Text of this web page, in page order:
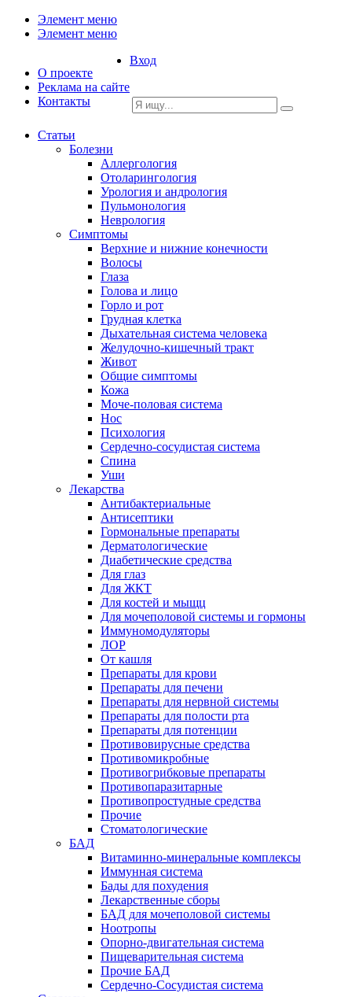
Элемент меню
Элемент меню
О проекте
Реклама на сайте
Контакты
Вход
Статьи
Болезни
Аллергология
Отоларингология
Урология и андрология
Пульмонология
Неврология
Симптомы
Верхние и нижние конечности
Волосы
Глаза
Голова и лицо
Горло и рот
Грудная клетка
Дыхательная система человека
Желудочно-кишечный тракт
Живот
Общие симптомы
Кожа
Моче-половая система
Нос
Психология
Сердечно-сосудистая система
Спина
Уши
Лекарства
Антибактериальные
Антисептики
Гормональные препараты
Дерматологические
Диабетические средства
Для глаз
Для ЖКТ
Для костей и мыщц
Для мочеполовой системы и гормоны
Иммуномодуляторы
ЛОР
От кашля
Препараты для крови
Препараты для печени
Препараты для нервной системы
Препараты для полости рта
Препараты для потенции
Противовирусные средства
Противомикробные
Противогрибковые препараты
Противопаразитарные
Противопростудные средства
Прочие
Стоматологические
БАД
Витаминно-минеральные комплексы
Иммунная система
Бады для похудения
Лекарственные сборы
БАД для мочеполовой системы
Ноотропы
Опорно-двигательная система
Пищеварительная система
Прочие БАД
Сердечно-Сосудистая система